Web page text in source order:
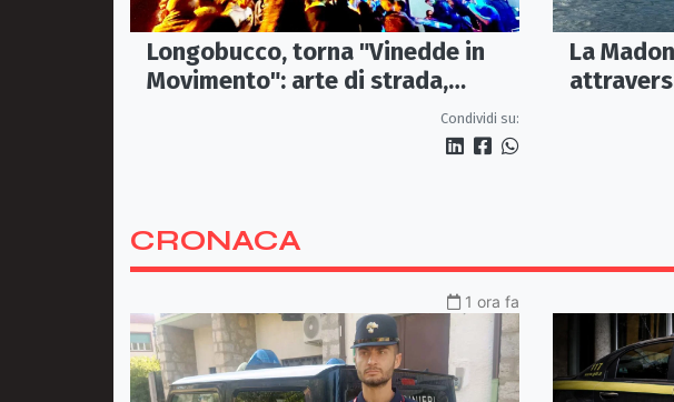
Longobucco, torna "Vinedde in
Movimento": arte di strada,
musica e sapori fanno rivivere il
Condividi su:
La
CRONACA
1 ora fa